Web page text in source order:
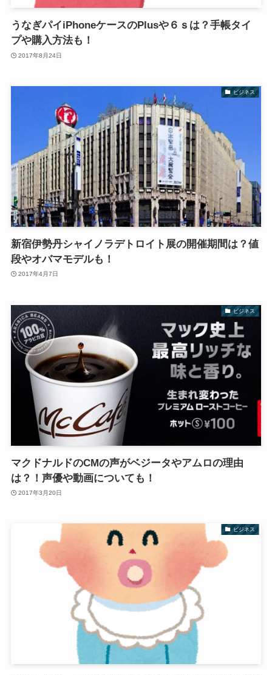
うなぎパイiPhoneケースのPlusや６ｓは？手帳タイ
プや購入方法も！
2017年8月24日
ビジネス
新宿伊勢丹シャイノラデトロイト展の開催期間は？値
段やオバマモデルも！
2017年4月7日
ビジネス
マクドナルドのCMの声がベジータやアムロの理由
は？！声優や動画についても！
2017年3月20日
ビジネス